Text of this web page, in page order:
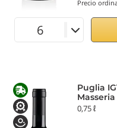
Precio
Puglia
0,75 ℓ